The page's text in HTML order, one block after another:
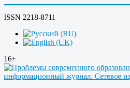
ISSN 2218-8711
16+